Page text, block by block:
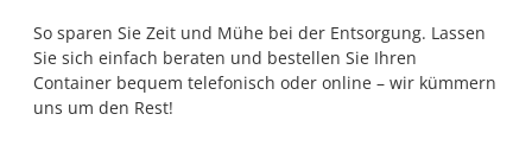
So sparen Sie Zeit und Mühe bei der Entsorgung. Lassen
Sie sich einfach beraten und bestellen Sie Ihren
Container bequem telefonisch oder online – wir kümmern
uns um den Rest!